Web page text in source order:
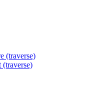
(traverse)
(traverse)